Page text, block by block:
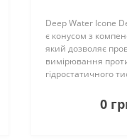
Deep Water Icone
є конусом з
який дозволяє
вимірювання
гідростатичного
точність у всьому
глибин води. Як і
0